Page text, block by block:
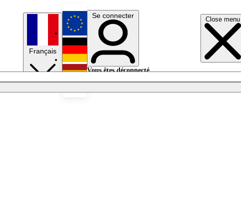
Close menu
Français
English
Deutsch
Se connecter
Vous êtes déconnecté.